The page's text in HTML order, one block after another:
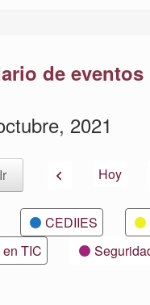
de eventos
2021
AnteriorHoy
CEDIIES
TIC